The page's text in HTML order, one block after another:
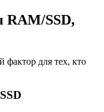
RAM/SSD,
для тех, кто